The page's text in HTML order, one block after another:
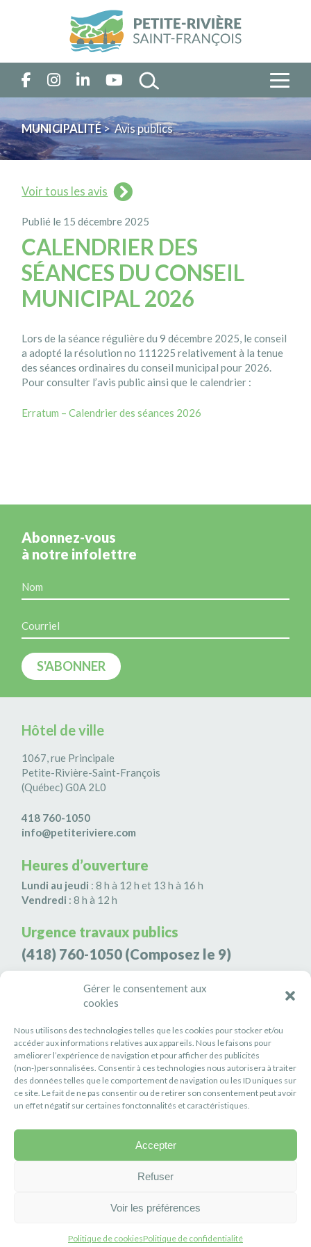
Gérer le consentement aux
cookies
Nous utilisons des technologies telles que les cookies pour stocker et/ou
accéder aux informations relatives aux appareils. Nous le faisons pour
améliorer l’expérience de navigation et pour afficher des publicités
(non-)personnalisées. Consentir à ces technologies nous autorisera à traiter
des données telles que le comportement de navigation ou les ID uniques sur
ce site. Le fait de ne pas consentir ou de retirer son consentement peut avoir
un effet négatif sur certaines fonctonnalités et caractéristiques.
Accepter
Refuser
Voir les préférences
Politique de cookiesPolitique de confidentialité
MUNICIPALITÉ> Avis publics
Voir tous les avis
Publié le 15 décembre 2025
CALENDRIER DES
SÉANCES DU CONSEIL
MUNICIPAL 2026
Lors de la séance régulière du 9 décembre 2025, le conseil
a adopté la résolution no 111225 relativement à la tenue
des séances ordinaires du conseil municipal pour 2026.
Pour consulter l’avis public ainsi que le calendrier :
Erratum – Calendrier des séances 2026
Abonnez-vous
à notre infolettre
Hôtel de ville
1067, rue Principale
Petite-Rivière-Saint-François
(Québec) G0A 2L0
418 760-1050
info@petiteriviere.com
Heures d’ouverture
Lundi au jeudi : 8 h à 12 h et 13 h à 16 h
Vendredi : 8 h à 12 h
Urgence travaux publics
(418) 760-1050 (Composez le 9)
Agence de sécurité S3K9
(418) 808-9566
#PETITERIVIÈRE
Suivez-nous
Politique de confidentialité
Réalisation :Axe Création